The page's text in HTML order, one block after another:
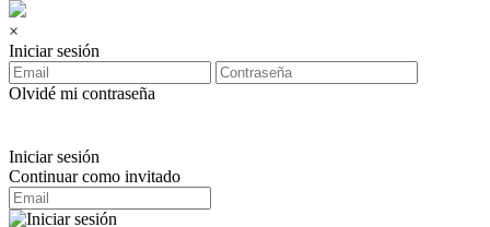
×
Iniciar sesión
Olvidé mi contraseña
Iniciar sesión
Continuar como invitado